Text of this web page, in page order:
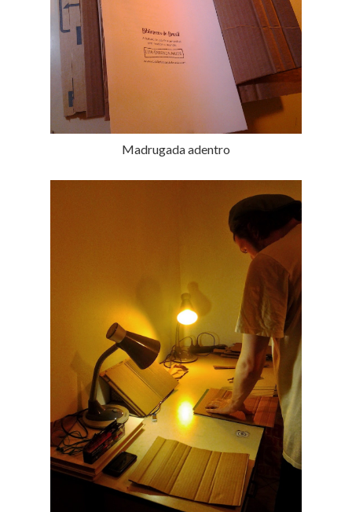
Madrugada adentro